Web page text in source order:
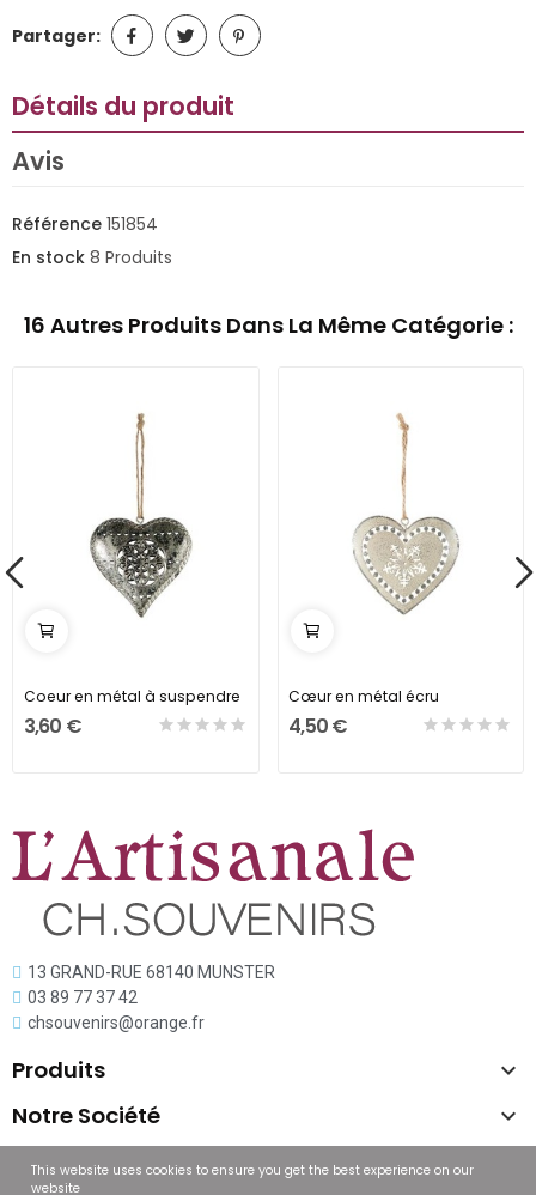
Partager:
Détails du produit
Avis
Référence 151854
En stock 8 Produits
16 Autres Produits Dans La Même Catégorie :
Coeur en métal à suspendre
3,60 €
Cœur en métal écru
4,50 €
13 GRAND-RUE 68140 MUNSTER
03 89 77 37 42
chsouvenirs@orange.fr
Produits 
Notre Société 
Copyright © L'artisanal
This website uses cookies to ensure you get the best experience on our
website